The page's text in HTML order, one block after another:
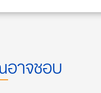
าจชอบ